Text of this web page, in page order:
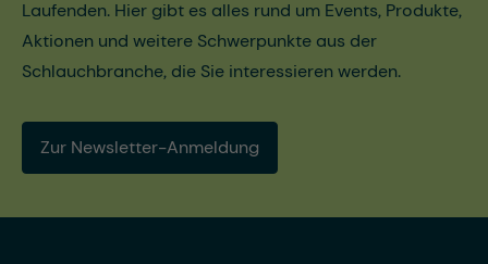
Laufenden. Hier gibt es alles rund um Events, Produkte,
Aktionen und weitere Schwerpunkte aus der
Schlauchbranche, die Sie interessieren werden.
Zur Newsletter-Anmeldung